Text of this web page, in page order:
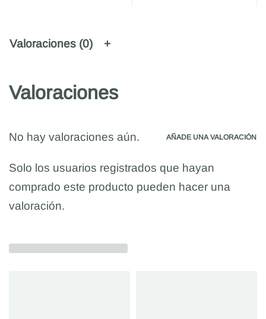
Valoraciones (0)
Valoraciones
No hay valoraciones aún. AÑADE UNA VALORACIÓN
Solo los usuarios registrados que hayan
comprado este producto pueden hacer una
valoración.